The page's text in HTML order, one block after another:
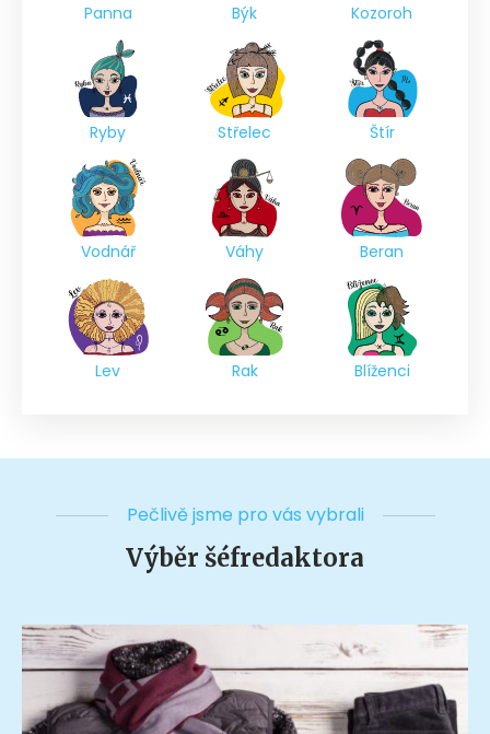
Panna Býk Kozoroh
Ryby Střelec Štír
Vodnář Váhy Beran
Lev Rak Blíženci
Pečlivě jsme pro vás vybrali
Výběr šéfredaktora